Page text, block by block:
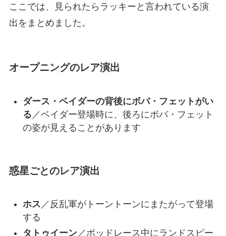
ここでは、見られたらラッキーと言われている演
出をまとめました。
オープニングのレア演出
ダース・ベイダーの背後にボバ・フェットがい
る ／ベイダー登場時に、後ろにボバ・フェット
の姿が見えることがあります
惑星ごとのレア演出
ホス ／反乱軍がトーントーンにまたがって登場
する
タトゥイーン／ポッドレース中にランドスピー